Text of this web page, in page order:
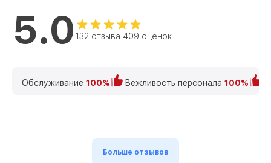
5.0 132 отзыва 409 оценок
Обслуживание 100% Вежливость персонала 100%
Больше отзывов